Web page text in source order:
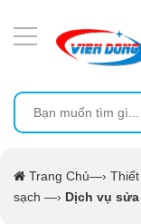
Trang Chủ—›
sạch —› Dịch vụ
MÁY ÉP MÍA TẠO
MÁY RỬA BÁT